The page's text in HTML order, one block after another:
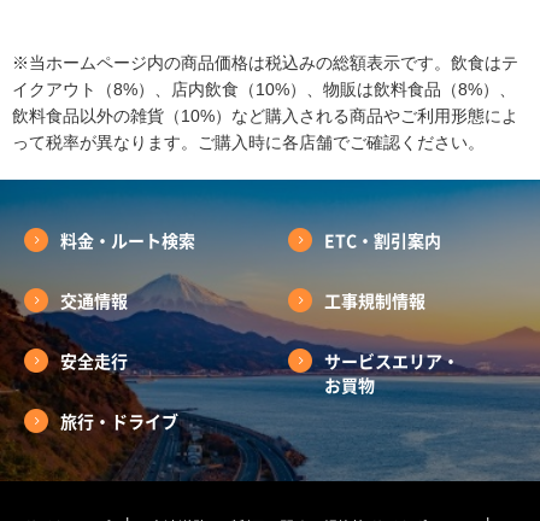
※当ホームページ内の商品価格は税込みの総額表示です。飲食はテ
イクアウト（8%）、店内飲食（10%）、物販は飲料食品（8%）、
飲料食品以外の雑貨（10%）など購入される商品やご利用形態によ
って税率が異なります。ご購入時に各店舗でご確認ください。
料金・ルート検索 ETC・割引案内
交通情報 工事規制情報
安全走行
サービスエリア・
お買物
旅行・ドライブ